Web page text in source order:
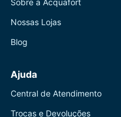
Sobre a Acquafort
Nossas Lojas
Blog
Ajuda
Central de Atendimento
Trocas e Devoluções